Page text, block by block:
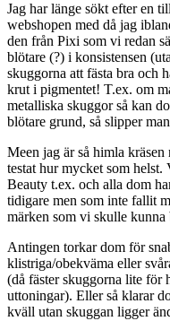
Jag har länge sökt efter en
webshopen med då jag
den från Pixi som vi redan
blötare (?) i konsistensen
skuggorna att fästa bra och
krut i pigmentet! T.ex. om
metalliska skuggor så kan
blötare grund, så slipper
Meen jag är så himla
testat hur mycket som
Beauty t.ex. och alla dom
tidigare men som inte fallit
märken som vi skulle
Antingen torkar dom för
klistriga/obekväma eller
(då fäster skuggorna lite för
uttoningar). Eller så klarar
kväll utan skuggan ligger